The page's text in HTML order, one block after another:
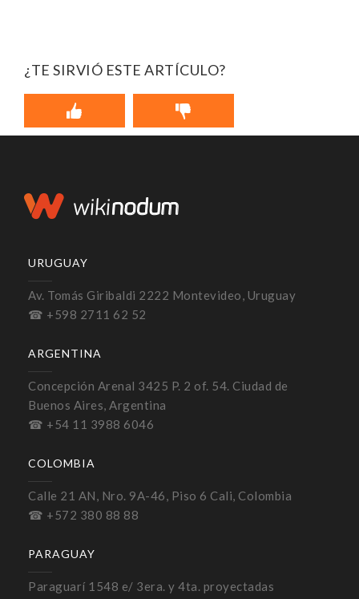
¿TE SIRVIÓ ESTE ARTÍCULO?
URUGUAY
Av. Tomás Giribaldi 2222 Montevideo, Uruguay
☎ +598 2711 62 52
ARGENTINA
Concepción Arenal 3425 P. 2 of. 54. Ciudad de
Buenos Aires, Argentina
☎ +54 11 3988 6046
COLOMBIA
Calle 21 AN, Nro. 9A-46, Piso 6 Cali, Colombia
☎ +572 380 88 88
PARAGUAY
Paraguarí 1548 e/ 3era. y 4ta. proyectadas